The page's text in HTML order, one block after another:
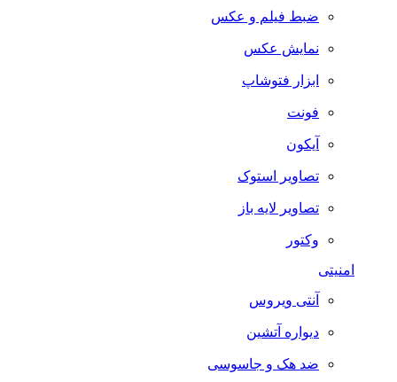
ضبط فيلم و عكس
نمایش عکس
ابزار فتوشاپ
فونت
آیکون
تصاویر استوک
تصاویر لایه باز
وکتور
آنتی ویروس
دیواره آتشین
ضد هک و جاسوسی